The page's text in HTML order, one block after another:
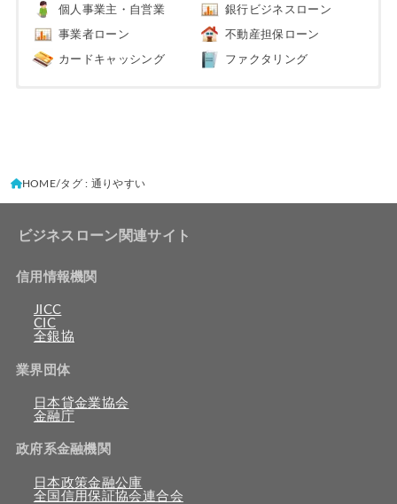
個人事業主・自営業 銀行ビジネスローン
事業者ローン 不動産担保ローン
カードキャッシング ファクタリング
HOME タグ : 通りやすい
ビジネスローン関連サイト
信用情報機関
JICC
CIC
全銀協
業界団体
日本貸金業協会
金融庁
政府系金融機関
日本政策金融公庫
全国信用保証協会連合会